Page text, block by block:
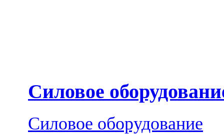
Силовое
Силовое оборудование